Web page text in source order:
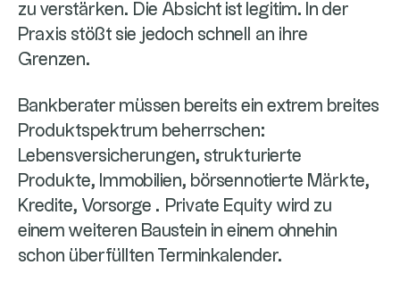
zu verstärken. Die Absicht ist legitim. In der
Praxis stößt sie jedoch schnell an ihre
Grenzen.
Bankberater müssen bereits ein extrem breites
Produktspektrum beherrschen:
Lebensversicherungen, strukturierte
Produkte, Immobilien, börsennotierte Märkte,
Kredite, Vorsorge … Private Equity wird zu
einem weiteren Baustein in einem ohnehin
schon überfüllten Terminkalender.